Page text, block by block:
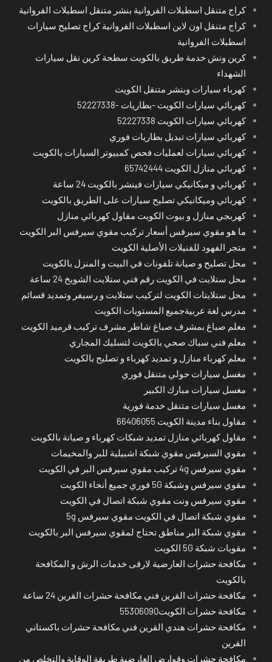
كراج متنقل اسطبلات الفروانية بنشر متنقل اسطبلات الفروانية
كراج متنقل اون لاين اسطبلات الفروانية كراج تصليح سيارات
اسطبلات الفروانية
كرين ونش خدمة طريق بالكويت سطحة كرين نقل سيارات
الشهداء
كهرباء سيارات وبنشر متنقل الكويت
كهربائي سيارات الكويت -بطاريات -52227338
كهربائي سيارات الكويت 52227338
كهربائي سيارات تبديل بطاريات فوري
كهربائي سيارات لعمليات فحص كمبيوتر السيارات بالكويت
كهربائي منازل الكويت 65742444
كهربائي و ميكانيكي سيارات فينشر بالكويت 24 ساعة
كهربائي وميكانيكي تصليح سيارات على الطريق بالكويت
كهربجي منازل و بيوت الكويت مقاول كهربائي منازل
ما هو مقوي سيرفس أسعار تركيب مقوي سيرفس البر الكويت
متجر الفهود للفنيلات الأصلية الكويت
محل تصليح و صيانة تلفونات في البيت و المنزل بالكويت
محل ستلايت في الكويت رقم فني ستلايت الشويخ 24 ساعة
محل ستلايتات الكويت لتركيب ستلايت و رسيفر وتمديد قسائم
مدرس لغة عربيةجميع المستويات الكويت
معلم صباغ بمشرف صباغ شاطر مشرف تركيب قرميد الكويت
معلم فني سباك صحي بالكويت لتسليك المجاري
معلم كهرباء منازل و تمديد كهرباء و تصليح بالكويت
مغسل سيارات حولي متنقل فوري
مغسل سيارات مبارك الكبير
مغسل سيارات متنقل خدمة فورية
مقاول بناء مدينة الكويت 66406055
مقاول كهربائي منازل تمديد شبكات كهرباء و صيانة بالكويت
مقوي السيرفس مقوي شبكة اشبيلية للبر والمخيمات
مقوي سيرفس 4g تركيب مقوي سيرفس البر في الكويت
مقوي سيرفس وشبكة 5G فوري جميع أنحاء الكويت
مقوي سيرفس ونت مقوي شبكة اتصال في الكويت
مقوي شبكة اتصال في الكويت مقوي سيرفس 5g
مقوي شبكة البر مناطق تحتاج لمقوي سيرفس البر بالكويت
مقويات شبكة 5G الكويت
مكافحة حشرات العارضية لارقى خدمات الرش و المكافحة
بالكويت
مكافحة حشرات القرين فني مكافحة حشرات القرين 24 ساعة
مكافحة حشرات الكويت55306090
مكافحة حشرات هندي القرين فني مكافحة حشرات باكستاني
القرين
مكافحة حشرات وقوارض العارضية طريقة الوقاية والتخلص من